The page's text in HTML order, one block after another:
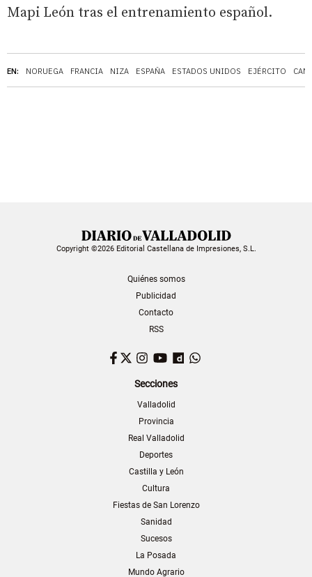
EN: NORUEGA FRANCIA NIZA ESPAÑA ESTADOS UNIDOS EJÉRCITO
Mapi León tras el entrenamiento español.
Copyright ©2026 Editorial Castellana de Impresiones, S.L.
Quiénes somos
Publicidad
Contacto
RSS
Facebook
TwitterInstagram
YouTubeDailymotion
Secciones
Valladolid
Provincia
Real Valladolid
Deportes
Castilla y León
Cultura
Fiestas de San Lorenzo
Sanidad
Sucesos
La Posada
Mundo Agrario